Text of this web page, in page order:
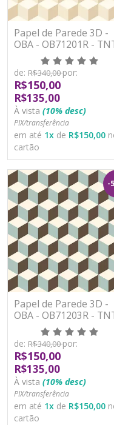
Papel de Parede 3D -
OBA - OB71201R -
de: R$340,00por:
R$150,00
R$135,00
À vista (10% desc)
PIX/transferência
em até 1x de R$150,00
cartão
-
Papel de Parede 3D -
OBA - OB71203R -
de: R$340,00por:
R$150,00
R$135,00
À vista (10% desc)
PIX/transferência
em até 1x de R$150,00
cartão